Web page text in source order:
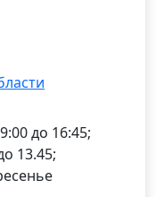
до 16:45;
13.45;